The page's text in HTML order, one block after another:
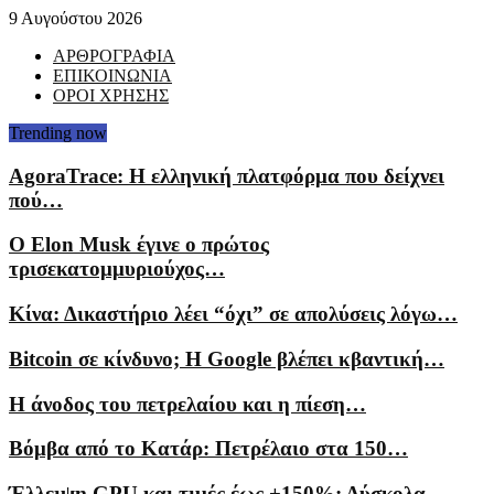
9 Αυγούστου 2026
ΑΡΘΡΟΓΡΑΦΙΑ
ΕΠΙΚΟΙΝΩΝΙΑ
ΟΡΟΙ ΧΡΗΣΗΣ
Trending now
AgoraTrace: Η ελληνική πλατφόρμα που δείχνει
πού…
Ο Elon Musk έγινε ο πρώτος
τρισεκατομμυριούχος…
Κίνα: Δικαστήριο λέει “όχι” σε απολύσεις λόγω…
Bitcoin σε κίνδυνο; Η Google βλέπει κβαντική…
Η άνοδος του πετρελαίου και η πίεση…
Βόμβα από το Κατάρ: Πετρέλαιο στα 150…